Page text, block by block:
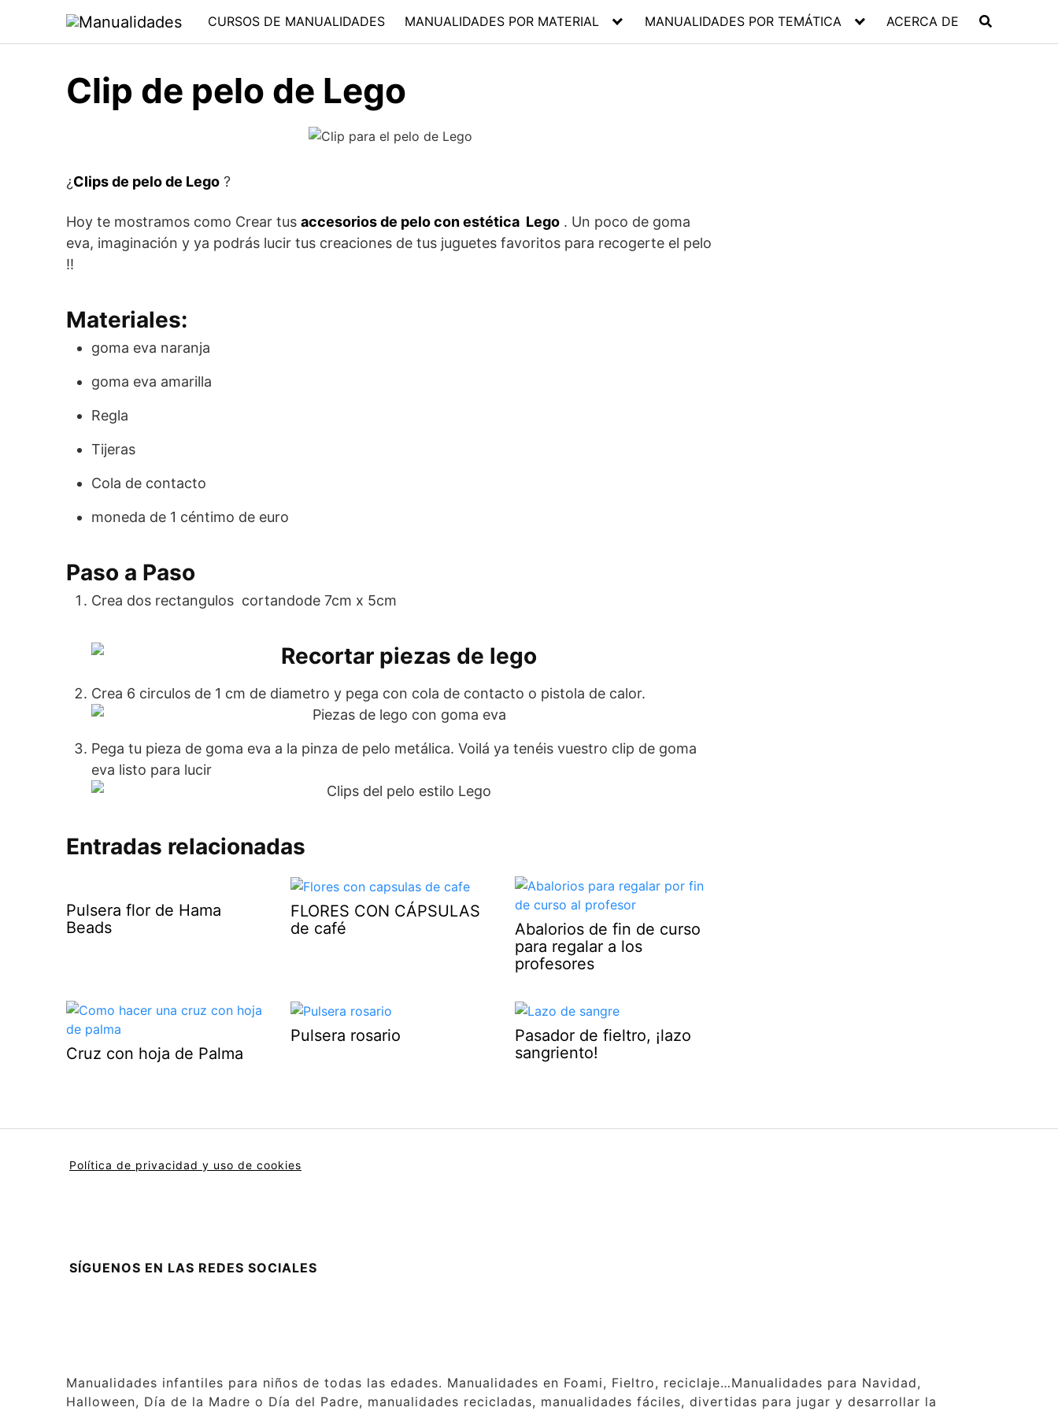
contenido
CURSOS DE MANUALIDADES MANUALIDADES POR MATERIAL MANUALIDADES POR TEMÁTICA ACERCA DE
Clip de pelo de Lego
¿Clips de pelo de Lego ?
Hoy te mostramos como Crear tus accesorios de pelo con estética Lego . Un poco de goma
eva, imaginación y ya podrás lucir tus creaciones de tus juguetes favoritos para recogerte el pelo
!!
Materiales:
goma eva naranja
goma eva amarilla
Regla
Tijeras
Cola de contacto
moneda de 1 céntimo de euro
Paso a Paso
Crea dos rectangulos cortandode 7cm x 5cm
Crea 6 circulos de 1 cm de diametro y pega con cola de contacto o pistola de calor.
Pega tu pieza de goma eva a la pinza de pelo metálica. Voilá ya tenéis vuestro clip de goma
eva listo para lucir
Entradas relacionadas
Pulsera flor de Hama
Beads
FLORES CON CÁPSULAS
de café
Abalorios de fin de curso
para regalar a los
profesores
Cruz con hoja de Palma
Pulsera rosario
Pasador de fieltro, ¡lazo
sangriento!
Política de privacidad y uso de cookies
SÍGUENOS EN LAS REDES SOCIALES
Manualidades infantiles para niños de todas las edades. Manualidades en Foami, Fieltro, reciclaje…Manualidades para Navidad,
Halloween, Día de la Madre o Día del Padre, manualidades recicladas, manualidades fáciles, divertidas para jugar y desarrollar la